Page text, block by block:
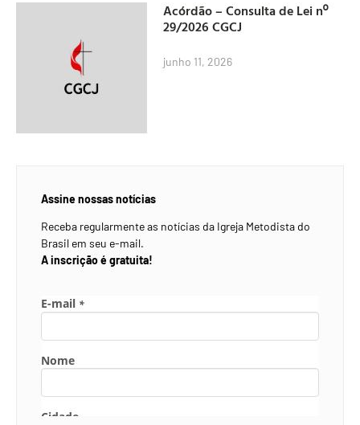
Acórdão – Consulta de Lei nº
29/2026 CGCJ
junho 11, 2026
Assine nossas notícias
Receba regularmente as notícias da Igreja Metodista do
Brasil em seu e-mail.
A inscrição é gratuita!